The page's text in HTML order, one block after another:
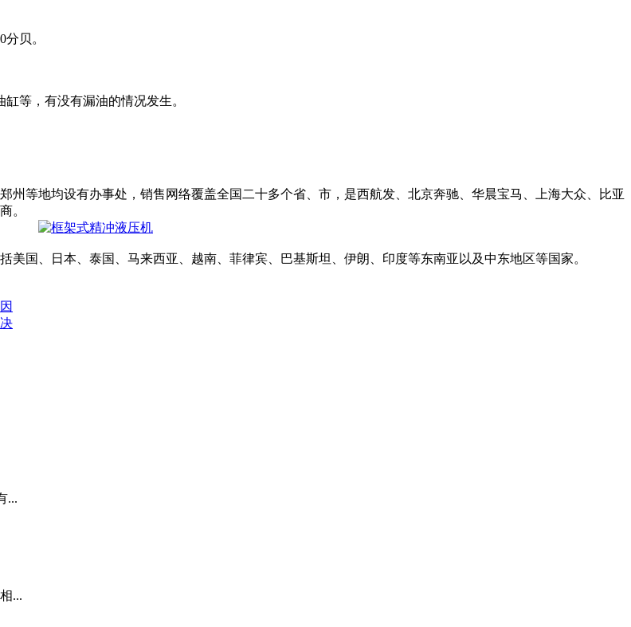
贝。
等，有没有漏油的情况发生。
等地均设有办事处，销售网络覆盖全国二十多个省、市，是西航发、北京奔驰、华晨宝马、上海大众、比亚
。
、日本、泰国、马来西亚、越南、菲律宾、巴基斯坦、伊朗、印度等东南亚以及中东地区等国家。
...
...